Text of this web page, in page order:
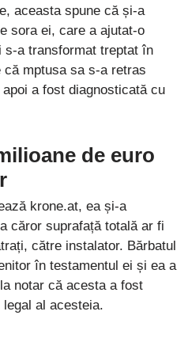
aceasta spune că și-a
sora ei, care a ajutat-o
s-a transformat treptat în
că mptusa sa s-a retras
a fost diagnosticată cu
de euro
krone.at, ea și-a
căror suprafață totală ar fi
către instalator. Bărbatul
în testamentul ei și ea a
notar că acesta a fost
al acesteia.